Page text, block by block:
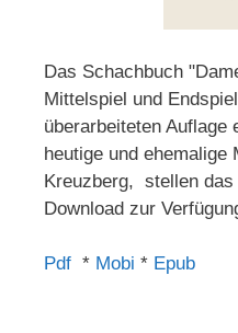
Das Schachbuch
Mittelspiel und
überarbeiteten Auflage
heutige und ehemalige
Kreuzberg, stellen
Download zur
Pdf * Mobi * Epub